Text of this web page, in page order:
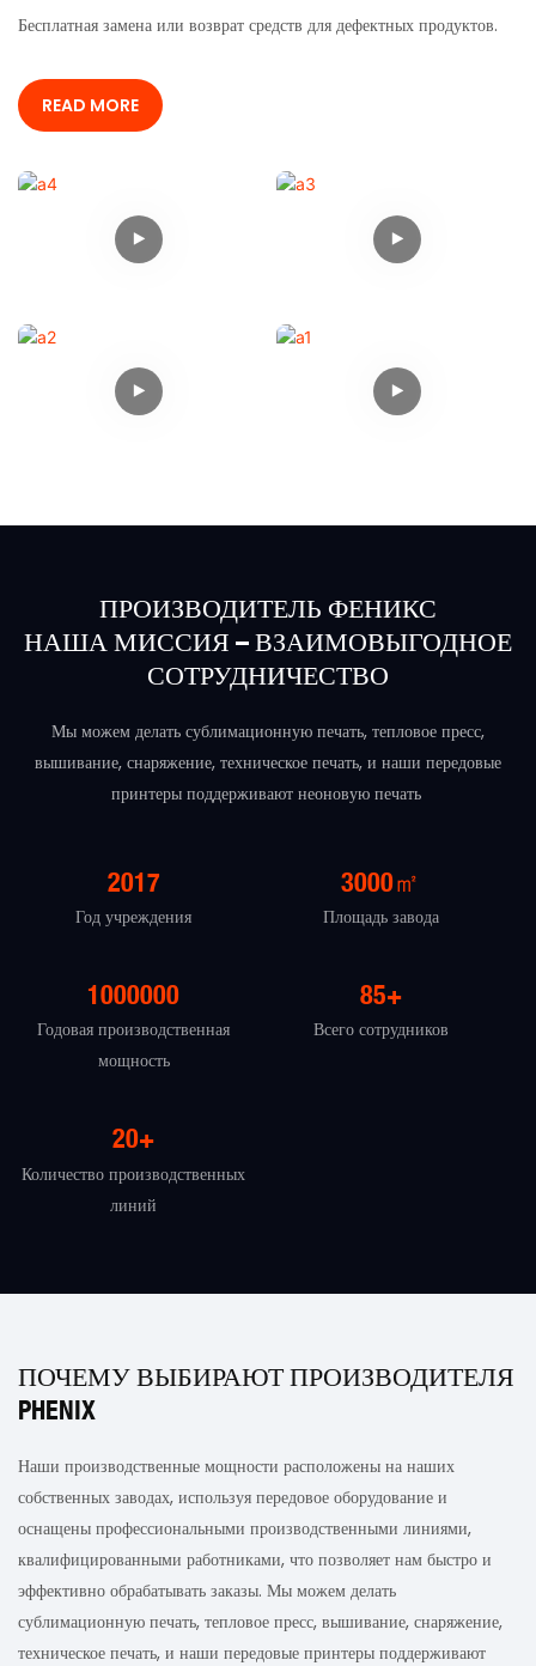
Бесплатная замена или возврат средств для дефектных продуктов.
READ MORE
ПРОИЗВОДИТЕЛЬ ФЕНИКС
НАША МИССИЯ – ВЗАИМОВЫГОДНОЕ
СОТРУДНИЧЕСТВО
Мы можем делать сублимационную печать, тепловое пресс,
вышивание, снаряжение, техническое печать, и наши передовые
принтеры поддерживают неоновую печать
2017
Год учреждения
3000㎡
Площадь завода
1000000
Годовая производственная
мощность
85+
Всего сотрудников
20+
Количество производственных
линий
ПОЧЕМУ ВЫБИРАЮТ ПРОИЗВОДИТЕЛЯ
PHENIX
Наши производственные мощности расположены на наших
собственных заводах, используя передовое оборудование и
оснащены профессиональными производственными линиями,
квалифицированными работниками, что позволяет нам быстро и
эффективно обрабатывать заказы. Мы можем делать
сублимационную печать, тепловое пресс, вышивание, снаряжение,
техническое печать, и наши передовые принтеры поддерживают